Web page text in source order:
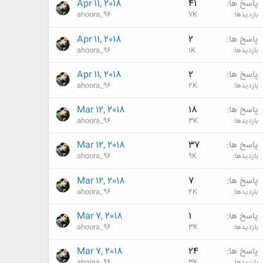
پاسخ ها 41
بازدیدها 7K
Apr 11, 2018
ahoora_96
پاسخ ها 2
بازدیدها 1K
Apr 11, 2018
ahoora_96
پاسخ ها 2
بازدیدها 2K
Apr 11, 2018
ahoora_96
پاسخ ها 18
بازدیدها 3K
Mar 12, 2018
ahoora_96
پاسخ ها 37
بازدیدها 9K
Mar 12, 2018
ahoora_96
پاسخ ها 7
بازدیدها 2K
Mar 12, 2018
ahoora_96
پاسخ ها 1
بازدیدها 3K
Mar 7, 2018
ahoora_96
پاسخ ها 24
Mar 7, 2018